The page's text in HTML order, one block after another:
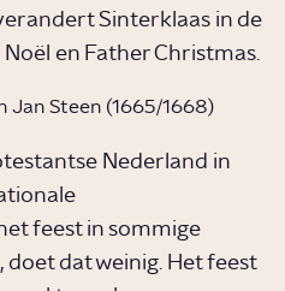
Sinterklaas in de
en Father Christmas.
Jan Steen (1665/1668)
Nederland in
feest in sommige
dat weinig. Het feest